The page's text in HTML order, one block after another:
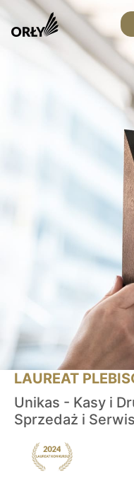
LAUREAT
Unikas - Kasy i
Sprzedaż i Serwis